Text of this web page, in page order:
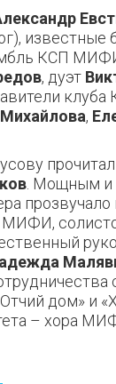
известные
КСП
, дуэт
клуба
,
. Мощным
прозвучало
дом» и
– хора